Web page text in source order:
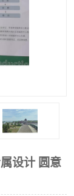
设计 圆意